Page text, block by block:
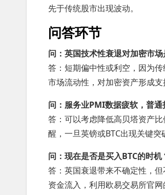
先于传统股市出现波动。
问答环节
问：英国技术性衰退对加密市
答：短期偏中性或利空，因为
市场流动性，对加密资产形成
问：服务业PMI数据疲软，普通
答：可以考虑降低高贝塔资产
醒，一旦英镑或BTC出现关键突
问：现在是否是买入BTC的时机
答：英国衰退带来不确定性，
资金流入，利用欧易交易所官